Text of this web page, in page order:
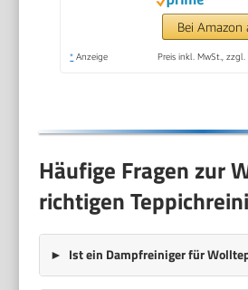
Bei Amazon
* Anzeige Preis inkl. MwSt., zzgl.
Häufige Fragen zur
richtigen
Ist ein Dampfreiniger für